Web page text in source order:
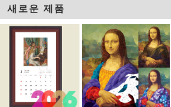
새로운 제품